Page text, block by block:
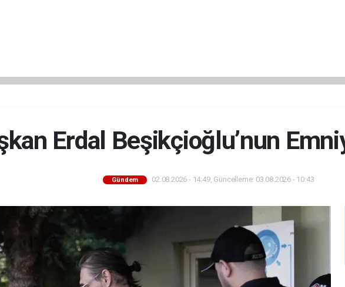
Erdal Beşikçioğlu’nun
Gündem 02.08.2026 - 14:49, Güncelleme: 03.08.2026 - 10:43